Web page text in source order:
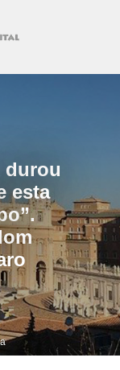
durou
esta